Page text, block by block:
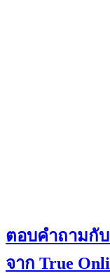
ตอบคำถามกับ
จาก True